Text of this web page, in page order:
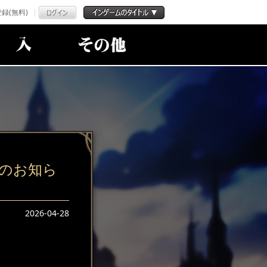
(無料)
お知ら
2026-04-28